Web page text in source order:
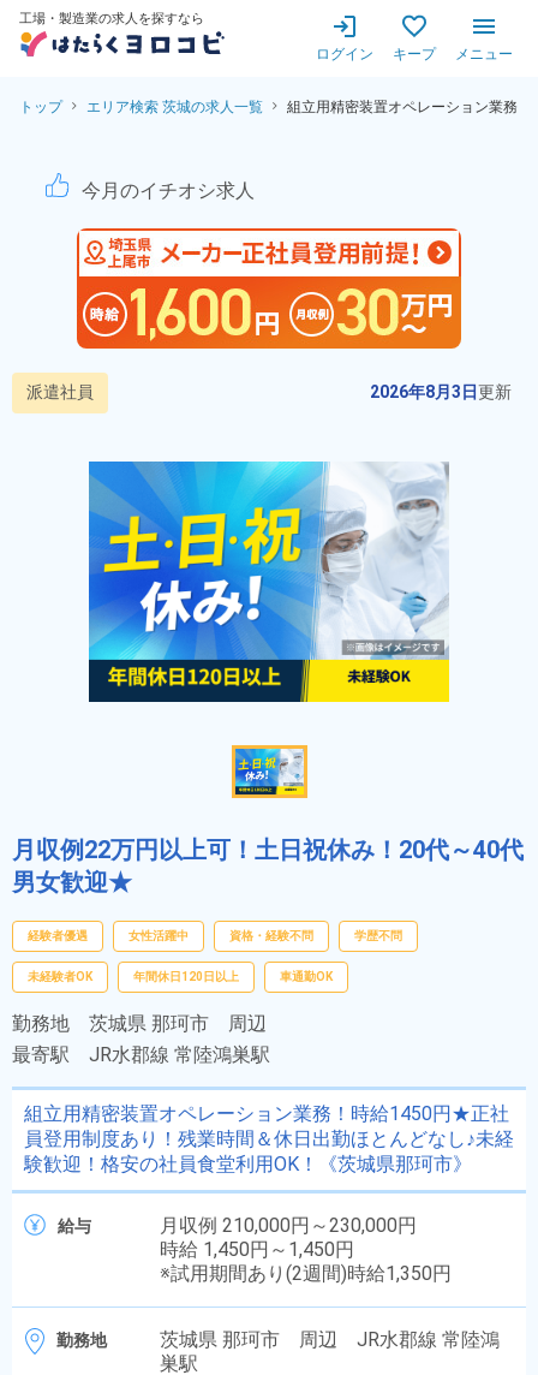
工場・製造業の求人を探すなら
ログイン キープ メニュー
トップ エリア検索 茨城の求人一覧 組立用精密装置オペレーション業務
組立用精密装置オペレーシ
今月のイチオシ求人
派遣社員 2026年8月3日更新
月収例22万円以上可！土日祝休み！20代～40代
男女歓迎★
経験者優遇 女性活躍中 資格・経験不問 学歴不問
未経験者OK 年間休日120日以上 車通勤OK
勤務地 茨城県 那珂市 周辺
最寄駅 JR水郡線 常陸鴻巣駅
組立用精密装置オペレーション業務！時給1450円★正社
員登用制度あり！残業時間＆休日出勤ほとんどなし♪未経
験歓迎！格安の社員食堂利用OK！《茨城県那珂市》
給与
月収例 210,000円～230,000円
時給 1,450円～1,450円
※試用期間あり(2週間)時給1,350円
勤務地
茨城県 那珂市 周辺 JR水郡線 常陸鴻
巣駅